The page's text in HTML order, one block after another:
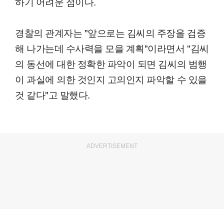
경찰의 관계자는 "앞으로는 김씨의 주장을 검증
해 나가는데 수사력을 모을 계획"이라면서 "김씨
의 동선에 대한 정확한 파악이 되면 김씨의 범행
이 과실에 의한 것인지 고의인지 파악할 수 있을
것 같다"고 말했다.
ADVERTISEMENT